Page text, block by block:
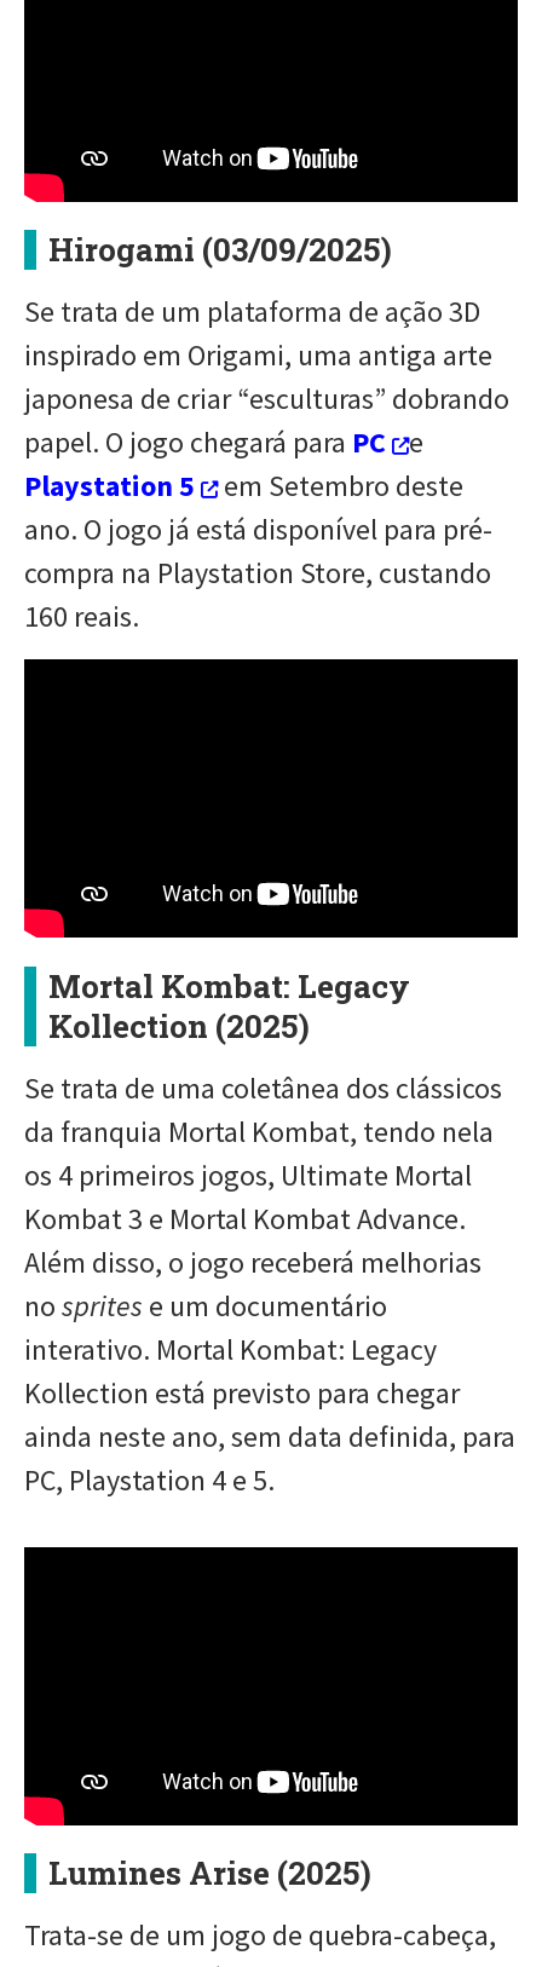
Hirogami (03/09/2025)
Se trata de um plataforma de ação 3D
inspirado em Origami, uma antiga arte
japonesa de criar “esculturas” dobrando
papel. O jogo chegará para PC
e
Playstation 5
em Setembro deste
ano. O jogo já está disponível para pré-
compra na Playstation Store, custando
160 reais.
Mortal Kombat: Legacy
Kollection (2025)
Se trata de uma coletânea dos clássicos
da franquia Mortal Kombat, tendo nela
os 4 primeiros jogos, Ultimate Mortal
Kombat 3 e Mortal Kombat Advance.
Além disso, o jogo receberá melhorias
nosprites e um documentário
interativo. Mortal Kombat: Legacy
Kollection está previsto para chegar
ainda neste ano, sem data definida, para
PC, Playstation 4 e 5.
Lumines Arise (2025)
Trata-se de um jogo de quebra-cabeça,